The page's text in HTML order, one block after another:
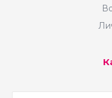
небольшими
день), так и с